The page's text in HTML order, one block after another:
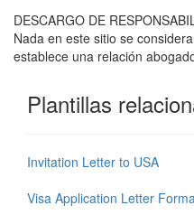
DESCARGO DE
Nada en este sitio se
establece una relación
Plantillas
Invitation Letter to USA
Visa Application Letter